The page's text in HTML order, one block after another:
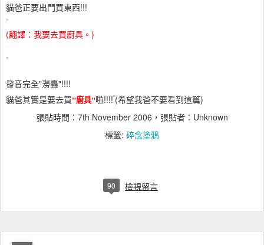
貓爸正要出門買東西!!!
(翻譯：我要去買廚具。)
發音完全"澇轟"!!!!
貓爸其實是要去買"廚具"啦!!!! (希望我爸不要看到這篇)
張貼時間： 7th November 2006 ，張貼者：Unknown
標籤: 碎念塗鴉
90 檢視留言